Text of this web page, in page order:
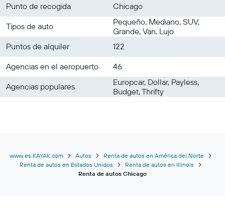
Punto de recogida
Chicago
Tipos de auto
Pequeño, Mediano, SUV,
Grande, Van, Lujo
Puntos de alquiler
122
Agencias en el aeropuerto
46
Agencias populares
Europcar, Dollar, Payless,
Budget, Thrifty
www.es.KAYAK.com Autos
Renta de autos en América del Norte
Renta de autos en Estados Unidos
Renta de autos en Illinois
Renta de autos Chicago